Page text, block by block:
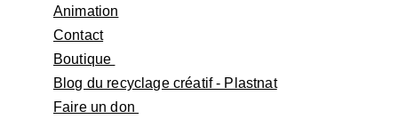
Animation
Contact
Boutique
Blog du recyclage créatif - Plastnat
Faire un don